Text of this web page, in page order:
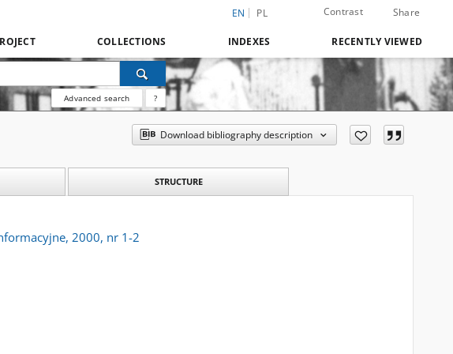
EN PL Contrast Share
COLLECTIONS INDEXES RECENTLY VIEWED
Advanced search ?
Download bibliography description
STRUCTURE
2000, nr 1-2